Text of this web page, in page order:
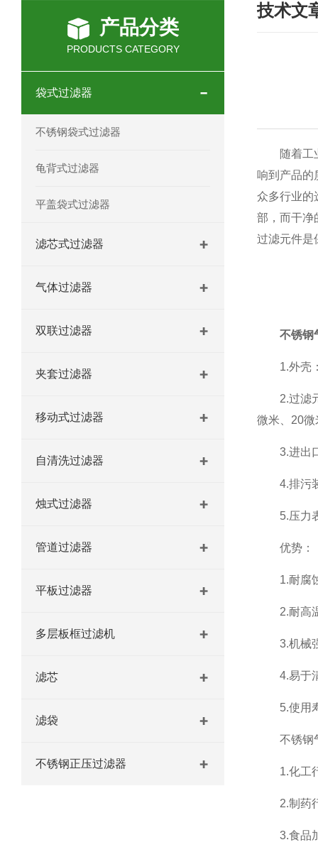
抱箍快开袋式过滤器 不锈钢材质 过滤
不锈钢正压过滤器 过滤机/器
不锈钢龟背过滤器 过滤机/器
DL-1P2S不锈钢顶入式过滤器 过滤机/
不
DL-
全系列不锈钢烛式过滤机 过滤机/器
产品分类
PRODUCTS CATEGORY
袋式过滤器
不锈钢袋式过滤器
龟背式过滤器
平盖袋式过滤器
滤芯式过滤器
气体过滤器
双联过滤器
夹套过滤器
移动式过滤器
自清洗过滤器
烛式过滤器
管道过滤器
平板过滤器
多层板框过滤机
滤芯
滤袋
不锈钢正压过滤器
技术文
随着工业
响到产品的
众多行业的
部，而干净
过滤元件是
不锈钢
1.外壳：
2.过滤元
微米、20微
3.进出口
4.排污装
5.压力表
优势：
1.耐腐蚀
2.耐高温
3.机械强
4.易于清
5.使用寿
不锈钢气
1.化工行
2.制药行
3.食品加